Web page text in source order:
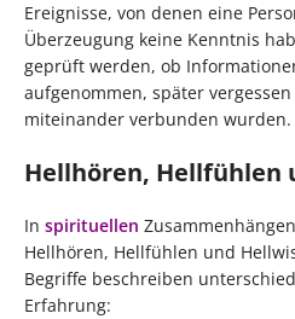
Ereignisse, von denen eine
Überzeugung keine Kenntnis
geprüft werden, ob
aufgenommen, später
miteinander verbunden wurden.
Hellhören, Hellfühlen
In spirituellen
Hellhören, Hellfühlen und
Begriffe beschreiben
Erfahrung: